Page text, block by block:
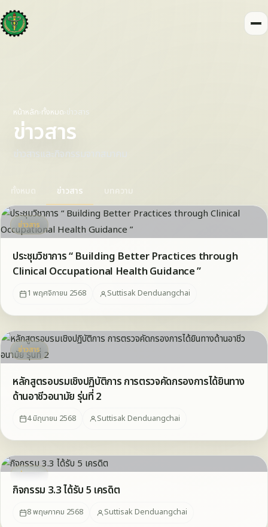
หน้าหลัก›ทั้งหมด›ข่าวสาร
ข่าวสาร
ข่าวสารและกิจกรรมจากสมาคม
ทั้งหมด ข่าวสาร บทความ
ข่าวสาร
ประชุมวิชาการ “ Building Better Practices through
Clinical Occupational Health Guidance ”
1 พฤศจิกายน 2568 Suttisak Denduangchai
ข่าวสาร
หลักสูตรอบรมเชิงปฏิบัติการ การตรวจคัดกรองการได้ยินทาง
ด้านอาชีวอนามัย รุ่นที่ 2
4 มิถุนายน 2568 Suttisak Denduangchai
ข่าวสาร
กิจกรรม 3.3 ได้รับ 5 เครดิต
8 พฤษภาคม 2568 Suttisak Denduangchai